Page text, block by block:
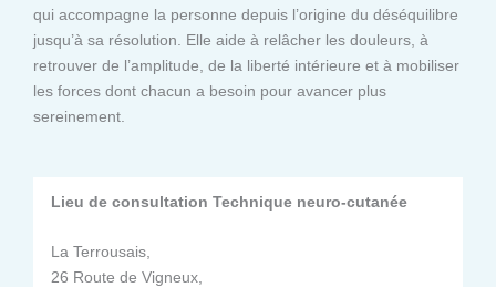
qui accompagne la personne depuis l’origine du déséquilibre
jusqu’à sa résolution. Elle aide à relâcher les douleurs, à
retrouver de l’amplitude, de la liberté intérieure et à mobiliser
les forces dont chacun a besoin pour avancer plus
sereinement.
Lieu de consultation Technique neuro-cutanée
La Terrousais,
26 Route de Vigneux,